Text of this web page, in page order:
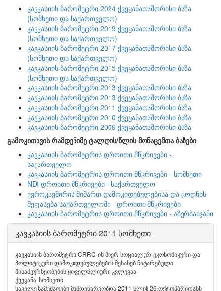
კავკასიის ბარომეტრი 2024 ქვეყანათაშორისი ბაზა
(სომხეთი და საქართველო)
კავკასიის ბარომეტრი 2019 ქვეყანათაშორისი ბაზა
(სომხეთი და საქართველო)
კავკასიის ბარომეტრი 2017 ქვეყანათაშორისი ბაზა
(სომხეთი და საქართველო)
კავკასიის ბარომეტრი 2015 ქვეყანათაშორისი ბაზა
(სომხეთი და საქართველო)
კავკასიის ბარომეტრი 2013 ქვეყანათაშორისი ბაზა
კავკასიის ბარომეტრი 2013 ქვეყანათაშორისი ბაზა
კავკასიის ბარომეტრი 2011 ქვეყანათაშორისი ბაზა
კავკასიის ბარომეტრი 2010 ქვეყანათაშორისი ბაზა
კავკასიის ბარომეტრი 2009 ქვეყანათაშორისი ბაზა
გამოკითხვის რამდენიმე ტალღის/წლის მონაცემთა ბაზები
კავკასიის ბარომეტრის დროითი მწკრივები -
საქართველო
კავკასიის ბარომეტრის დროითი მწკრივები - სომხეთი
NDI დროითი მწკრივები - საქართველო
ევროკავშირის მიმართ დამოკიდებულებისა და ცოდნის
შეფასება საქართველოში - დროითი მწკრივები
კავკასიის ბარომეტრის დროითი მწკრივები - აზერბაიჯანი
კავკასიის ბარომეტრი 2011 სომხეთი
კავკასიის ბარომეტრი CRRC-ის მიერ სოციალურ-ეკონომიკური და
პოლიტიკური დამოკიდებულებების შესახებ ჩატარებული
შინამეურნეობების ყოველწლიური კვლევაა
ქვეყანა: სომხეთი
საველე სამუშაოები მიმდინარეობდა 2011 წლის 26 ოქტომბრიდანნ